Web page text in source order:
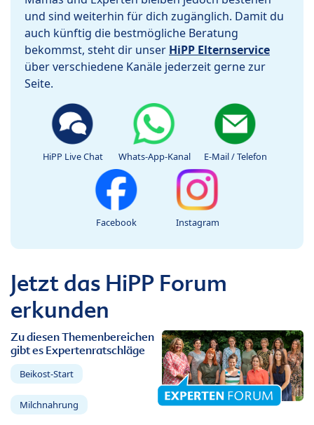
und sind weiterhin für dich zugänglich. Damit du
auch künftig die bestmögliche Beratung
bekommst, steht dir unser HiPP Elternservice
über verschiedene Kanäle jederzeit gerne zur
Seite.
HiPP Live Chat Whats-App-Kanal E-Mail / Telefon
Facebook Instagram
Jetzt das HiPP Forum
erkunden
Zu diesen Themenbereichen
gibt es Expertenratschläge
Beikost-Start
Milchnahrung